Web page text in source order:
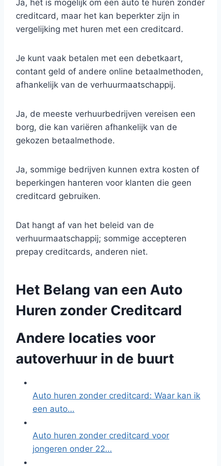
Ja, het is mogelijk om een auto te huren zonder
creditcard, maar het kan beperkter zijn in
vergelijking met huren met een creditcard.
Je kunt vaak betalen met een debetkaart,
contant geld of andere online betaalmethoden,
afhankelijk van de verhuurmaatschappij.
Ja, de meeste verhuurbedrijven vereisen een
borg, die kan variëren afhankelijk van de
gekozen betaalmethode.
Ja, sommige bedrijven kunnen extra kosten of
beperkingen hanteren voor klanten die geen
creditcard gebruiken.
Dat hangt af van het beleid van de
verhuurmaatschappij; sommige accepteren
prepay creditcards, anderen niet.
Het Belang van een Auto
Huren zonder Creditcard
Andere locaties voor
autoverhuur in de buurt
Auto huren zonder creditcard: Waar kan ik
een auto…
Auto huren zonder creditcard voor
jongeren onder 22…